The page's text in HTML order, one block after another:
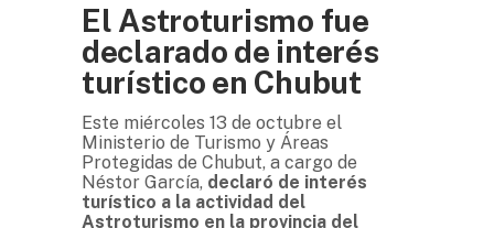
El Astroturismo fue
declarado de interés
turístico en Chubut
Este miércoles 13 de octubre el
Ministerio de Turismo y Áreas
Protegidas de Chubut, a cargo de
Néstor García, declaró de interés
turístico a la actividad del
Astroturismo en la provincia del